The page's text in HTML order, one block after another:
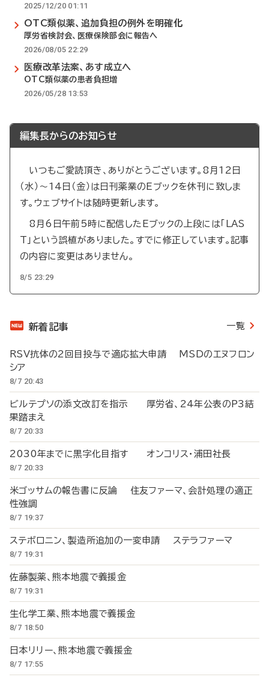
2025/12/20 01:11
OTC類似薬、追加負担の例外を明確化
厚労省検討会、医療保険部会に報告へ
2026/08/05 22:29
医療改革法案、あす成立へ
OTC類似薬の患者負担増
2026/05/28 13:53
編集長からのお知らせ
いつもご愛読頂き、ありがとうございます。8月12日
（水）～14日（金）は日刊薬業のEブックを休刊に致しま
す。ウェブサイトは随時更新します。
8月6日午前5時に配信したEブックの上段には「LAS
T」という誤植がありました。すでに修正しています。記事
の内容に変更はありません。
8/5 23:29
新着記事 一覧
RSV抗体の2回目投与で適応拡大申請 MSDのエヌフロン
シア
8/7 20:43
ビルテプソの添文改訂を指示 厚労省、24年公表のP3結
果踏まえ
8/7 20:33
2030年までに黒字化目指す オンコリス・浦田社長
8/7 20:33
米ゴッサムの報告書に反論 住友ファーマ、会計処理の適正
性強調
8/7 19:37
ステボロニン、製造所追加の一変申請 ステラファーマ
8/7 19:31
佐藤製薬、熊本地震で義援金
8/7 19:31
生化学工業、熊本地震で義援金
8/7 18:50
日本リリー、熊本地震で義援金
8/7 17:55